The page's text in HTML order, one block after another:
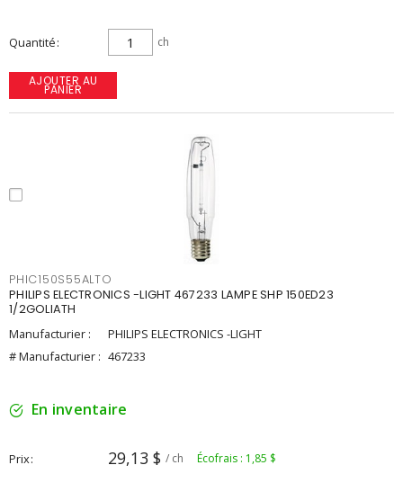
Quantité ch
AJOUTER AU
PANIER
PHIC150S55ALTO
PHILIPS ELECTRONICS -LIGHT 467233 LAMPE SHP 150ED23
1/2GOLIATH
Manufacturier :
PHILIPS ELECTRONICS -LIGHT
# Manufacturier : 467233
En inventaire
Prix 29,13 $ / ch Écofrais : 1,85 $